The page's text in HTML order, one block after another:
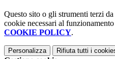
Questo sito o gli strumenti terzi
cookie necessari al
COOKIE POLICY.
Personalizza Rifiuta tutti i